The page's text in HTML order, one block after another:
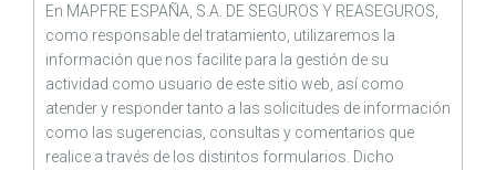
En MAPFRE ESPAÑA, S.A. DE SEGUROS Y REASEGUROS,
como responsable del tratamiento, utilizaremos la
información que nos facilite para la gestión de su
actividad como usuario de este sitio web, así como
atender y responder tanto a las solicitudes de información
como las sugerencias, consultas y comentarios que
realice a través de los distintos formularios. Dicho